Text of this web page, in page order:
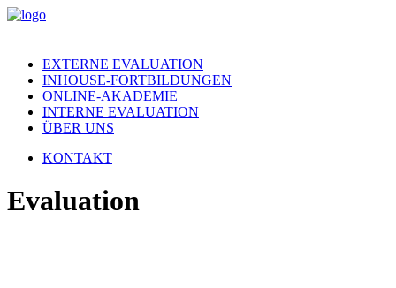
EXTERNE EVALUATION
INHOUSE-FORTBILDUNGEN
ONLINE-AKADEMIE
INTERNE EVALUATION
ÜBER UNS
KONTAKT
Evaluation